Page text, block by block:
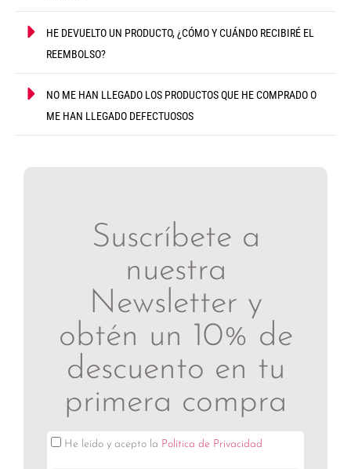
HE DEVUELTO UN PRODUCTO, ¿CÓMO Y CUÁNDO RECIBIRÉ EL
REEMBOLSO?
NO ME HAN LLEGADO LOS PRODUCTOS QUE HE COMPRADO O
ME HAN LLEGADO DEFECTUOSOS
Suscríbete a
nuestra
Newsletter y
obtén un 10% de
descuento en tu
primera compra
He leído y acepto la Política de Privacidad